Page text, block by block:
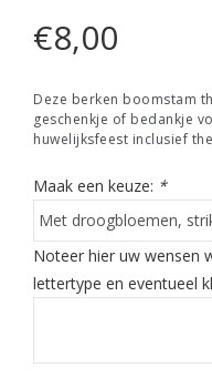
€8,00
Deze berken boomstam
geschenkje of bedankje
huwelijksfeest inclusief
Maak een keuze: *
Noteer hier uw wensen
lettertype en eventueel